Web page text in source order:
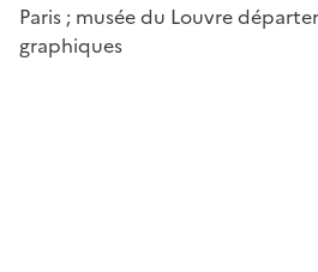
Paris ; musée du Louvre
graphiques